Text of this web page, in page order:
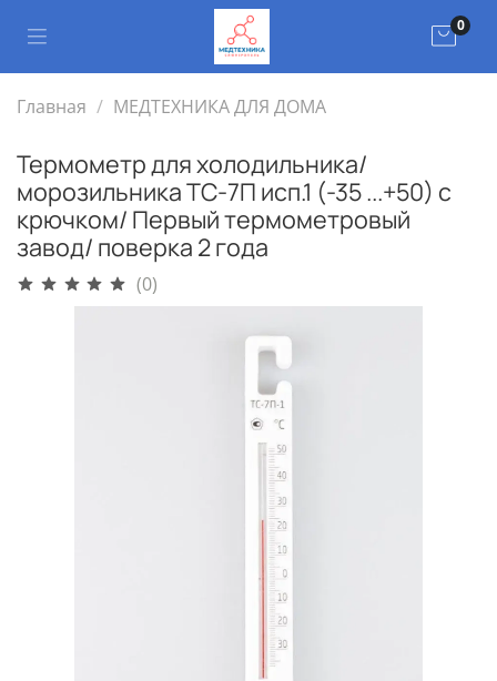
0
Главная МЕДТЕХНИКА ДЛЯ ДОМА
Термометр для холодильника/
морозильника ТС-7П исп.1 (-35 ...+50) с
крючком/ Первый термометровый
завод/ поверка 2 года
(0)